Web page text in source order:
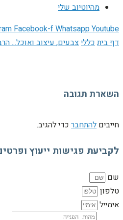
מהיוטיוב שלי
Facebook-fWhatsappYoutube
דף ביתכלליצבעים, עיצוב ואוכל...
השארת תגובה
חייבים להתחבר כדי להגיב.
לקביעת פגישות ייעוץ
שם
טלפון
אימייל